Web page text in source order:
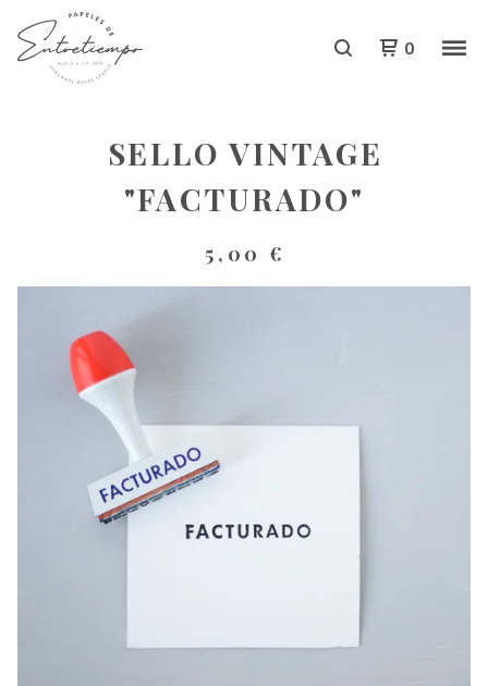
0
SELLO VINTAGE
"FACTURADO"
5,00 €